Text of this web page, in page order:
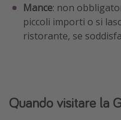
Mance: non
piccoli importi o si
ristorante, se
Quando visitare la